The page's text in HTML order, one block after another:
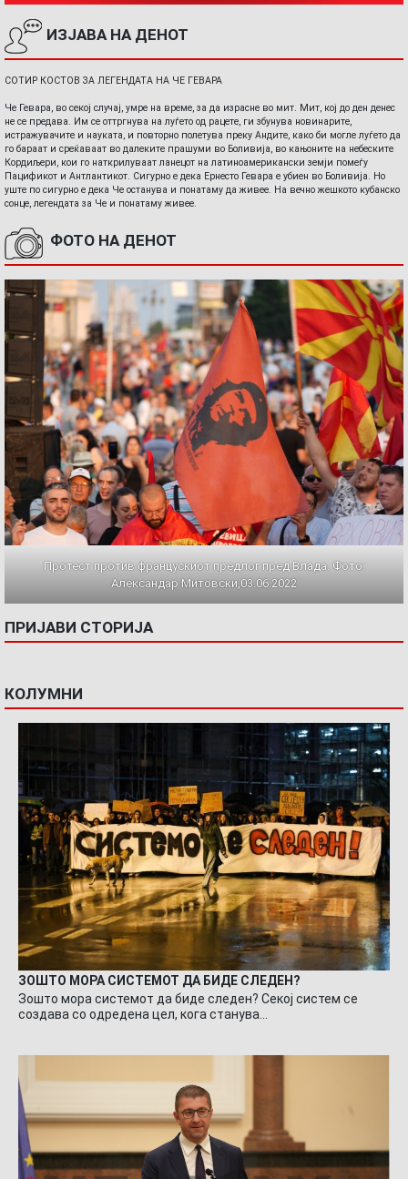
ИЗЈАВА НА ДЕНОТ
СОТИР КОСТОВ ЗА ЛЕГЕНДАТА НА ЧЕ ГЕВАРА
Че Гевара, во секој случај, умре на време, за да израсне во мит. Мит, кој до ден денес
не се предава. Им се оттргнува на луѓето од рацете, ги збунува новинарите,
истражувачите и науката, и повторно полетува преку Андите, како би могле луѓето да
го бараат и среќаваат во далеките прашуми во Боливија, во кањоните на небеските
Кордиљери, кои го наткрилуваат ланецот на латиноамерикански земји помеѓу
Пацификот и Антлантикот. Сигурно е дека Ернесто Гевара е убиен во Боливија. Но
уште по сигурно е дека Че останува и понатаму да живее. На вечно жешкото кубанско
сонце, легендата за Че и понатаму живее.
ФОТО НА ДЕНОТ
Протест против францускиот предлог пред Влада. Фото:
Александар Митовски,03.06.2022
ПРИЈАВИ СТОРИЈА
КОЛУМНИ
ЗОШТО МОРА СИСТЕМОТ ДА БИДЕ СЛЕДЕН?
Зошто мора системот да биде следен? Секој систем се
создава со одредена цел, кога станува…